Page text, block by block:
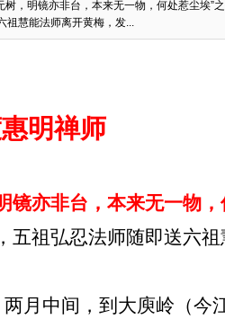
，明镜亦非台，本来无一物，何处惹尘埃”
祖慧能法师离开黄梅，发...
明禅师
镜亦非台，本来无一物，
五祖弘忍法师随即送六祖
月中间，到大庾岭（今